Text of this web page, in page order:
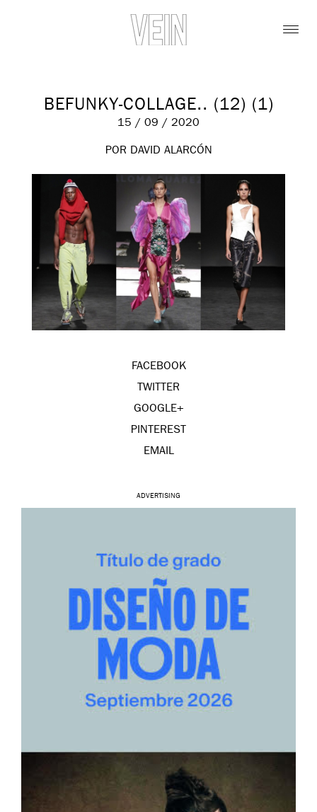
BEFUNKY-COLLAGE.. (12) (1)
15 / 09 / 2020
POR DAVID ALARCÓN
FACEBOOK
TWITTER
GOOGLE+
PINTEREST
EMAIL
ADVERTISING